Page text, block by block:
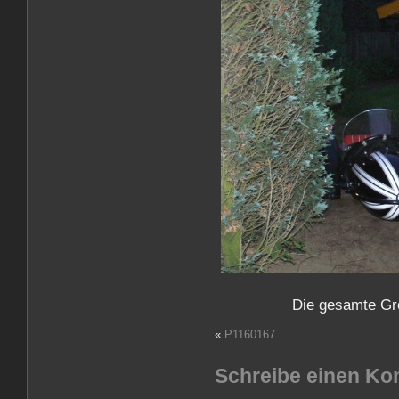
Die gesamte
« P1160167
Schreibe einen